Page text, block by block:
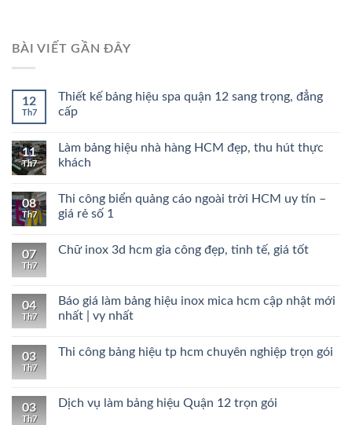
BÀI VIẾT GẦN ĐÂY
12
Th7
Thiết kế bảng hiệu spa quận 12 sang trọng, đẳng
cấp
11
Th7
Làm bảng hiệu nhà hàng HCM đẹp, thu hút thực
khách
08
Th7
Thi công biển quảng cáo ngoài trời HCM uy tín –
giá rẻ số 1
07
Th7
Chữ inox 3d hcm gia công đẹp, tinh tế, giá tốt
04
Th7
Báo giá làm bảng hiệu inox mica hcm cập nhật mới
nhất | vy nhất
03
Th7
Thi công bảng hiệu tp hcm chuyên nghiệp trọn gói
03
Th7
Dịch vụ làm bảng hiệu Quận 12 trọn gói